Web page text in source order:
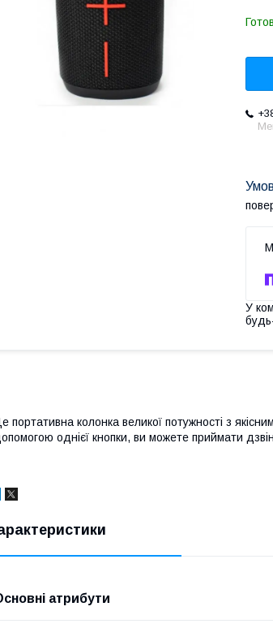
У
портативна колонка великої потужності з
однієї кнопки, ви можете приймати
атрибути